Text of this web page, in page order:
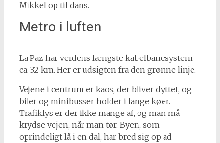
Mikkel op til dans.
Metro i luften
La Paz har verdens længste kabelbanesystem –
ca. 32 km. Her er udsigten fra den grønne linje.
Vejene i centrum er kaos, der bliver dyttet, og
biler og minibusser holder i lange køer.
Trafiklys er der ikke mange af, og man må
krydse vejen, når man tør. Byen, som
oprindeligt lå i en dal, har bred sig op ad